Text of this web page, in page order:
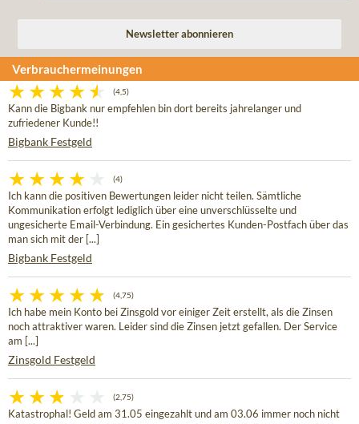
Verbrauchermeinungen
(4,5)
Kann die Bigbank nur empfehlen bin dort bereits jahrelanger und
zufriedener Kunde!!
Bigbank Festgeld
(4)
Ich kann die positiven Bewertungen leider nicht teilen. Sämtliche
Kommunikation erfolgt lediglich über eine unverschlüsselte und
ungesicherte Email-Verbindung. Ein gesichertes Kunden-Postfach über das
man sich mit der [...]
Bigbank Festgeld
(4,75)
Ich habe mein Konto bei Zinsgold vor einiger Zeit erstellt, als die Zinsen
noch attraktiver waren. Leider sind die Zinsen jetzt gefallen. Der Service
am [...]
Zinsgold Festgeld
(2,75)
Katastrophal! Geld am 31.05 eingezahlt und am 03.06 immer noch nicht